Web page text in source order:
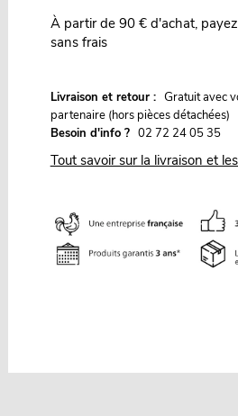
À partir de 90 € d'achat,
sans frais
Livraison et retour : Gratuit avec
partenaire (hors pièces détachées)
Besoin d'info ? 02 72 24 05 35
Tout savoir sur la livraison et